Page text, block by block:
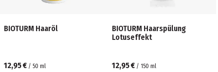
BIOTURM Haaröl
12,95 € / 50 ml
BIOTURM Haarspülung
Lotuseffekt
12,95 € / 150 ml